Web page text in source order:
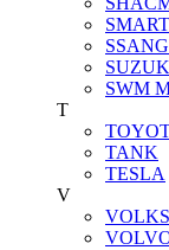
SMART
SWM
T
TANK
TESLA
V